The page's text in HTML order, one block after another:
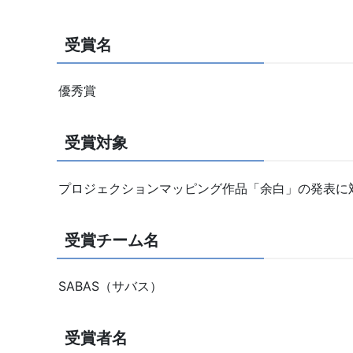
受賞名
優秀賞
受賞対象
プロジェクションマッピング作品「余白」の発表に
受賞チーム名
SABAS（サバス）
受賞者名